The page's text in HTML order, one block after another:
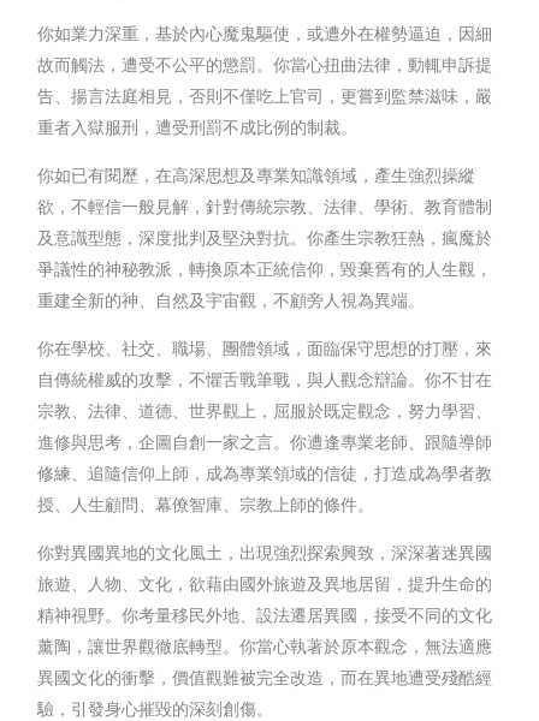
你如業力深重，基於內心魔鬼驅使，或遭外在權勢逼迫，因細
故而觸法，遭受不公平的懲罰。你當心扭曲法律，動輒申訴提
告、揚言法庭相見，否則不僅吃上官司，更嘗到監禁滋味，嚴
重者入獄服刑，遭受刑罰不成比例的制裁。
你如已有閱歷，在高深思想及專業知識領域，產生強烈操縱
欲，不輕信一般見解，針對傳統宗教、法律、學術、教育體制
及意識型態，深度批判及堅決對抗。你產生宗教狂熱，瘋魔於
爭議性的神秘教派，轉換原本正統信仰，毀棄舊有的人生觀，
重建全新的神、自然及宇宙觀，不顧旁人視為異端。
你在學校、社交、職場、團體領域，面臨保守思想的打壓，來
自傳統權威的攻擊，不懼舌戰筆戰，與人觀念辯論。你不甘在
宗教、法律、道德、世界觀上，屈服於既定觀念，努力學習、
進修與思考，企圖自創一家之言。你遭逢專業老師、跟隨導師
修練、追隨信仰上師，成為專業領域的信徒，打造成為學者教
授、人生顧問、幕僚智庫、宗教上師的條件。
你對異國異地的文化風土，出現強烈探索興致，深深著迷異國
旅遊、人物、文化，欲藉由國外旅遊及異地居留，提升生命的
精神視野。你考量移民外地、設法遷居異國，接受不同的文化
薰陶，讓世界觀徹底轉型。你當心執著於原本觀念，無法適應
異國文化的衝擊，價值觀難被完全改造，而在異地遭受殘酷經
驗，引發身心摧毀的深刻創傷。